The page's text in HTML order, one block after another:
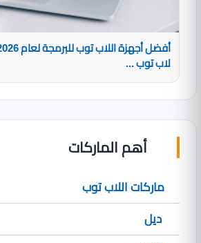
لاب توب ...
أهم الماركات
ماركات اللاب توب
ديل